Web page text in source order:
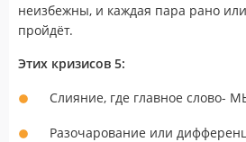
неизбежны, и каждая пара рано
пройдёт.
Этих кризисов 5:
Слияние, где главное слово-
Разочарование или